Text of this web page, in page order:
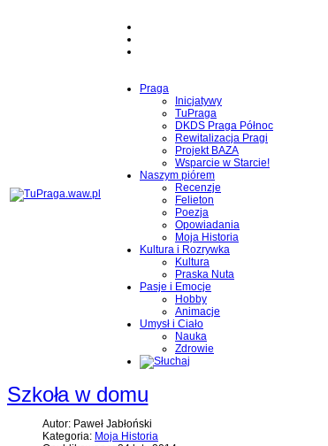
Praga
Inicjatywy
TuPraga
DKDS Praga Północ
Rewitalizacja Pragi
Projekt BAZA
Wsparcie w Starcie!
Naszym piórem
Recenzje
Felieton
Poezja
Opowiadania
Moja Historia
Kultura i Rozrywka
Kultura
Praska Nuta
Pasje i Emocje
Hobby
Animacje
Umysł i Ciało
Nauka
Zdrowie
Szkoła w domu
Autor: Paweł Jabłoński
Kategoria: Moja Historia